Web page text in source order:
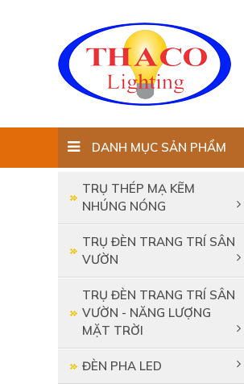
DANH MỤC SẢN PHẨM
TRỤ THÉP MẠ KẼM
NHÚNG NÓNG
TRỤ ĐÈN TRANG TRÍ SÂN
VƯỜN
TRỤ ĐÈN TRANG TRÍ SÂN
VƯỜN - NĂNG LƯỢNG
MẶT TRỜI
ĐÈN PHA LED